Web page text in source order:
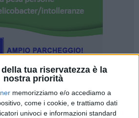
tua riservatezza è la
nostra priorità
memorizziamo e/o accediamo a
come i cookie, e trattiamo dati
univoci e informazioni standard
A cura di
ALESSANDRA VACCA